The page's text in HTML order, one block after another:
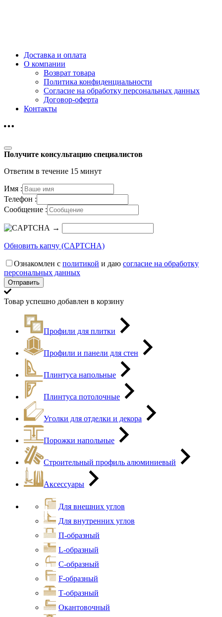
Доставка и оплата
О компании
Возврат товара
Политика конфиденциальности
Согласие на обработку персональных данных
Договор-оферта
Контакты
Получите консультацию специалистов
Ответим в течение 15 минут
Имя :
Телефон :
Сообщение :
→
Обновить капчу (CAPTCHA)
Ознакомлен с политикой и даю согласие на обработку
персональных данных
Товар успешно добавлен в корзину
Профили для плитки
Профили и панели для стен
Плинтуса напольные
Плинтуса потолочные
Уголки для отделки и декора
Порожки напольные
Строительный профиль алюминиевый
Аксессуары
Для внешних углов
Для внутренних углов
П-образный
L-образный
С-образный
F-образный
Т-образный
Окантовочный